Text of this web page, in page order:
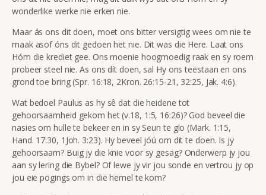
wonderlike werke nie erken nie.
Maar ás ons dit doen, moet ons bitter versigtig wees om nie te
maak asof óns dit gedoen het nie. Dit was die Here. Laat ons
Hóm die krediet gee. Ons moenie hoogmoedig raak en sy roem
probeer steel nie. As ons dít doen, sal Hy ons teëstaan en ons
grond toe bring (Spr. 16:18, 2Kron. 26:15-21, 32:25, Jak. 4:6).
Wat bedoel Paulus as hy sê dat die heidene tot
gehoorsaamheid gekom het (v.18, 1:5, 16:26)? God beveel die
nasies om hulle te bekeer en in sy Seun te glo (Mark. 1:15,
Hand. 17:30, 1Joh. 3:23). Hy beveel jóú om dit te doen. Is jy
gehoorsaam? Buig jy die knie voor sy gesag? Onderwerp jy jou
aan sy lering die Bybel? Of lewe jy vir jou sonde en vertrou jy op
jou eie pogings om in die hemel te kom?